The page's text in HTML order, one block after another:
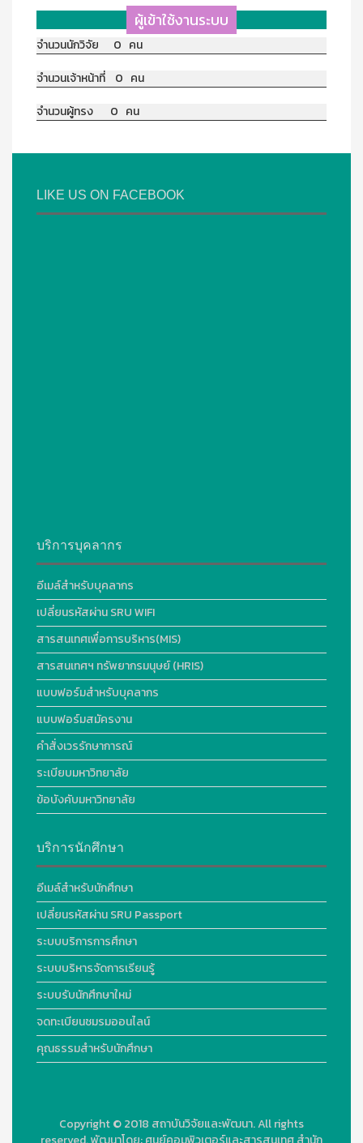
ผู้เข้าใช้งานระบบ
จำนวนนักวิจัย 0 คน
จำนวนเจ้าหน้าที่ 0 คน
จำนวนผู้ทรง 0 คน
LIKE US ON FACEBOOK
บริการบุคลากร
อีเมล์สำหรับบุคลากร
เปลี่ยนรหัสผ่าน SRU WIFI
สารสนเทศเพื่อการบริหาร(MIS)
สารสนเทศฯ ทรัพยากรมนุษย์ (HRIS)
แบบฟอร์มสำหรับบุคลากร
แบบฟอร์มสมัครงาน
คำสั่งเวรรักษาการณ์
ระเบียบมหาวิทยาลัย
ข้อบังคับมหาวิทยาลัย
บริการนักศึกษา
อีเมล์สำหรับนักศึกษา
เปลี่ยนรหัสผ่าน SRU Passport
ระบบบริการการศึกษา
ระบบบริหารจัดการเรียนรู้
ระบบรับนักศึกษาใหม่
จดทะเบียนชมรมออนไลน์
คุณธรรมสำหรับนักศึกษา
Copyright © 2018 สถาบันวิจัยและพัฒนา. All rights